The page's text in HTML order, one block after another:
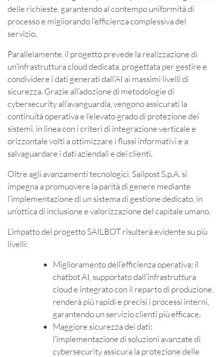
delle richieste, garantendo al contempo uniformità di
processo e migliorando l’efficienza complessiva del
servizio.
Parallelamente, il progetto prevede la realizzazione di
un’infrastruttura cloud dedicata, progettata per gestire e
condividere i dati generati dall’AI ai massimi livelli di
sicurezza. Grazie all’adozione di metodologie di
cybersecurity all’avanguardia, vengono assicurati la
continuità operativa e l’elevato grado di protezione dei
sistemi, in linea con i criteri di integrazione verticale e
orizzontale volti a ottimizzare i flussi informativi e a
salvaguardare i dati aziendali e dei clienti.
Oltre agli avanzamenti tecnologici, Sailpost S.p.A. si
impegna a promuovere la parità di genere mediante
l’implementazione di un sistema di gestione dedicato, in
un’ottica di inclusione e valorizzazione del capitale umano.
L’impatto del progetto SAILBOT risulterà evidente su più
livelli:
Miglioramento dell’efficienza operativa: il
chatbot AI, supportato dall’infrastruttura
cloud e integrato con il reparto di produzione,
renderà più rapidi e precisi i processi interni,
garantendo un servizio clienti più efficace.
Maggiore sicurezza dei dati:
l’implementazione di soluzioni avanzate di
cybersecurity assicura la protezione delle